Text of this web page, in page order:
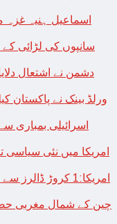
اسماعیل ہنیہ غزہ
سانپوں کی لڑائی
دشمن نے اشتعال
امریکا میں نئی سیاسی
امریکا:1 کروڑ
چین کے شمال مغربی